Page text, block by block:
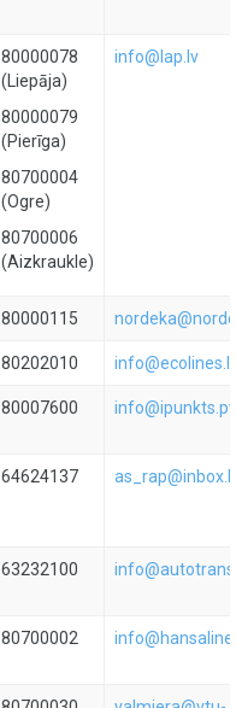
80000078
(Liepāja)
80000079
(Pierīga)
80700004
(Ogre)
80700006
(Aizkraukle)
info@lap.lv
80000115
80202010
80007600
64624137
63232100
80700002